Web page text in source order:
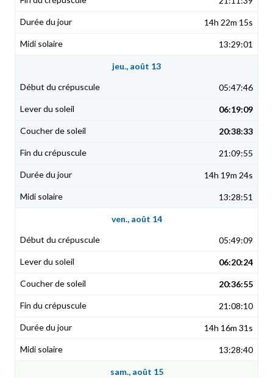
14h 22m 15s
13:29:01
jeu., août 13
05:47:46
06:19:09
20:38:33
21:09:55
14h 19m 24s
13:28:51
ven., août 14
05:49:09
06:20:24
20:36:55
21:08:10
14h 16m 31s
13:28:40
sam., août 15